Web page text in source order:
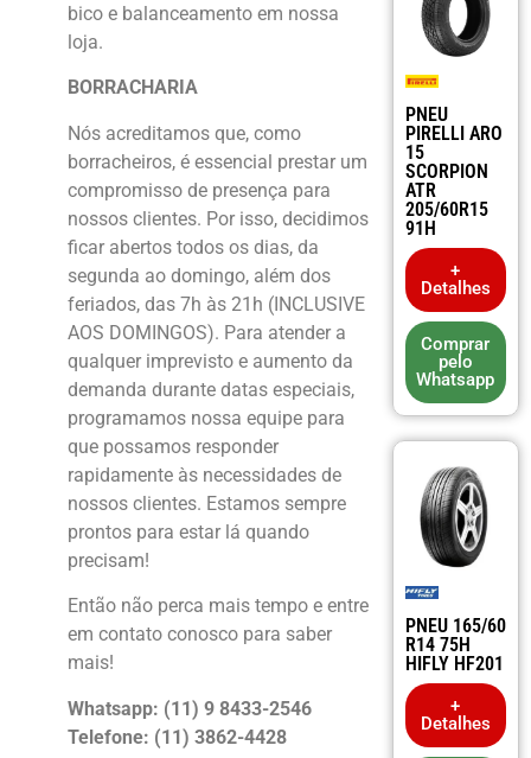
bico e balanceamento em nossa
loja.
BORRACHARIA
Nós acreditamos que, como
borracheiros, é essencial prestar um
compromisso de presença para
nossos clientes. Por isso, decidimos
ficar abertos todos os dias, da
segunda ao domingo, além dos
feriados, das 7h às 21h (INCLUSIVE
AOS DOMINGOS). Para atender a
qualquer imprevisto e aumento da
demanda durante datas especiais,
programamos nossa equipe para
que possamos responder
rapidamente às necessidades de
nossos clientes. Estamos sempre
prontos para estar lá quando
precisam!
Então não perca mais tempo e entre
em contato conosco para saber
mais!
Whatsapp: (11) 9 8433-2546
Telefone: (11) 3862-4428
PNEU
PIRELLI ARO
15
SCORPION
ATR
205/60R15
91H
+
Detalhes
Comprar
pelo
Whatsapp
PNEU 165/60
R14 75H
HIFLY HF201
+
Detalhes